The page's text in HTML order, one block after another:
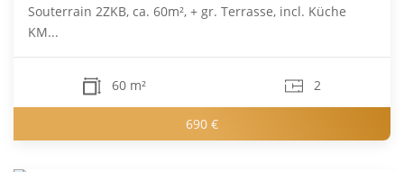
Souterrain 2ZKB, ca. 60m², + gr. Terrasse, incl. Küche
KM...
60 m² 2
690 €